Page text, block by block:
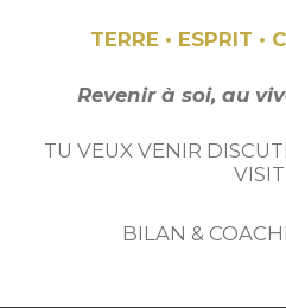
TERRE • ESPRIT •
Revenir à soi, au
TU VEUX VENIR
BILAN &